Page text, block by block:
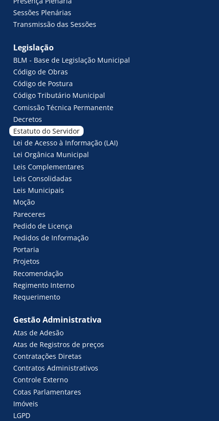
Sessões Plenárias
Transmissão das Sessões
Legislação
BLM - Base de Legislação Municipal
Código de Obras
Código de Postura
Código Tributário Municipal
Comissão Técnica Permanente
Decretos
Estatuto do Servidor
Lei de Acesso à Informação (LAI)
Lei Orgânica Municipal
Leis Complementares
Leis Consolidadas
Leis Municipais
Moção
Pareceres
Pedido de Licença
Pedidos de Informação
Portaria
Projetos
Recomendação
Regimento Interno
Requerimento
Gestão Administrativa
Atas de Adesão
Atas de Registros de preços
Contratações Diretas
Contratos Administrativos
Controle Externo
Cotas Parlamentares
Imóveis
LGPD